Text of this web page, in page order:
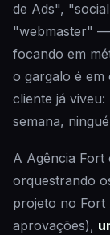
de Ads",
"webmaster" —
focando em
o gargalo é em
cliente já
semana,
A Agência Fort
orquestrando
projeto no Fort
aprovações),